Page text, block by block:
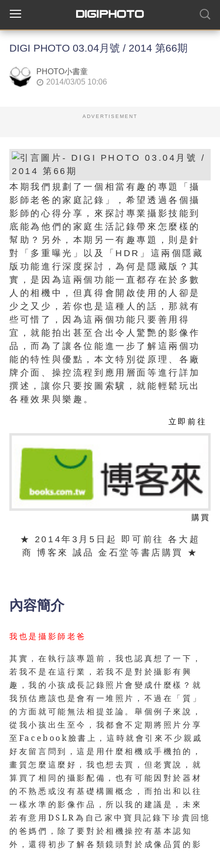
DIGI PHOTO 03.04月號 / 2014 第66期
PHOTO小書童
2014/03/05 10:06
ADVERTISEMENT
本期我們規劃了一個相當有趣的專題「攝
影師老爸的家庭記錄」，希望透過各個攝
影師的心得分享，來探討專業攝影技能到
底能為他們的家庭生活記錄帶來怎麼樣的
幫助？另外，本期另一有趣專題，則是針
對「多重曝光」以及「HDR」這兩個隱藏
版功能進行深度探討，為何是隱藏版？其
實，是因為這兩個功能一直都存在於多數
人的相機中，但真得會開啟使用的人卻是
少之又少，若你也是這種人的話，那就有
些可惜了，因為這兩個功能只要善用得
宜，就能拍出甚至合出令人驚艷的影像作
品，而為了讓各位能進一步了解這兩個功
能的特性與優點，本文特別從原理、各廠
牌介面、操控流程到應用層面等進行詳加
撰述，讓你只要按圖索驥，就能輕鬆玩出
各種效果與樂趣。
立即前往
購買
★ 2014年3月5日起 即可前往 各大超
商 博客來 誠品 金石堂等書店購買 ★
內容簡介
我也是攝影師老爸
其實，在執行該專題前，我也認真想了一下，
若我不是在這行業，若我不是對於攝影有興
趣，我的小孩成長記錄照片會變成什麼樣？就
我預估應該也是會有一堆照片，不過在「質」
的方面就可能無法相提並論。舉個例子來說，
從我小孩出生至今，我都會不定期將照片分享
至 Facebook臉書上，這時就會引來不少親戚
好友留言問到，這是用什麼相機或手機拍的，
畫質怎麼這麼好，我也想去買，但老實說，就
算買了相同的攝影配備，也有可能因對於器材
的不熟悉或沒有基礎構圖概念，而拍出和以往
一樣水準的影像作品，所以我的建議是，未來
若有意用 DSLR為自己家中寶貝記錄下珍貴回憶
的爸媽們，除了要對於相機操控有基本認知
外，還得初步了解各類鏡頭對於成像品質的影